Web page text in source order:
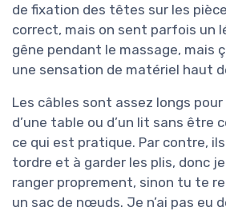
de fixation des têtes sur les
correct, mais on sent parfois un
gêne pendant le massage, mais
une sensation de matériel haut
Les câbles sont assez longs
d’une table ou d’un lit sans être
ce qui est pratique. Par contre,
tordre et à garder les plis, donc
ranger proprement, sinon tu te
un sac de nœuds. Je n’ai pas eu